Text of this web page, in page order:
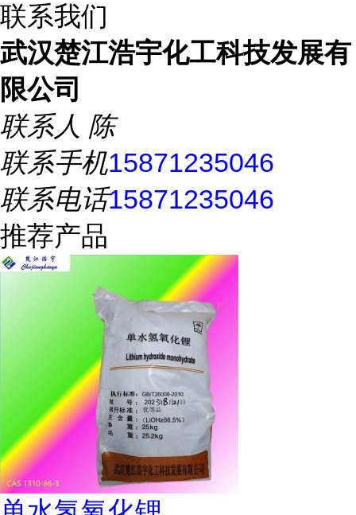
联系我们
武汉楚江浩宇化工科技发展有
限公司
联系人 陈
联系手机15871235046
联系电话15871235046
推荐产品